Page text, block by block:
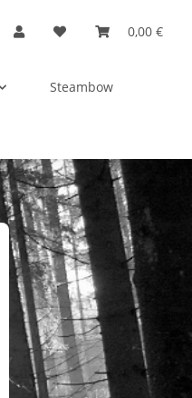
0,00 €
Steambow